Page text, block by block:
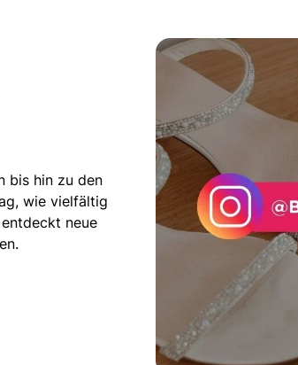
bis hin zu den
wie vielfältig
neue